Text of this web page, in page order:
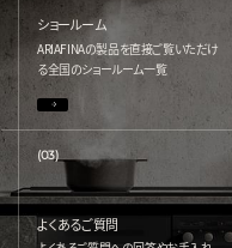
ショールーム
ARIAFINAの製品を直接ご覧いただけ
る全国のショールーム一覧
(03)
よくあるご質問